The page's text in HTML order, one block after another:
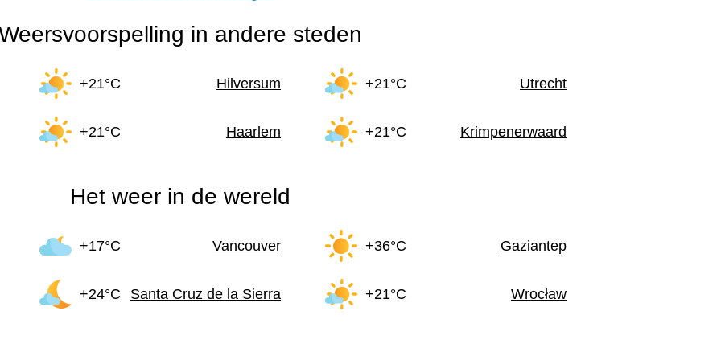
in andere steden
+21°C Hilversum +21°C Utrecht
+21°C Haarlem +21°C Krimpenerwaard
Het weer in de wereld
+17°C Vancouver +36°C Gaziantep
+24°C Santa Cruz de la Sierra +21°C Wrocław